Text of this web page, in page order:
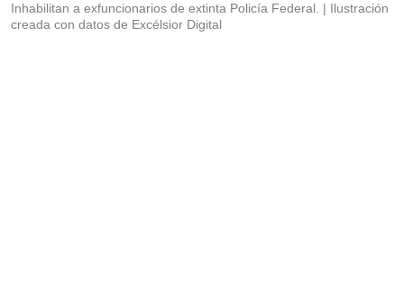
Inhabilitan a exfuncionarios de extinta Policía Federal.
Ilustración
creada con datos de Excélsior Digital